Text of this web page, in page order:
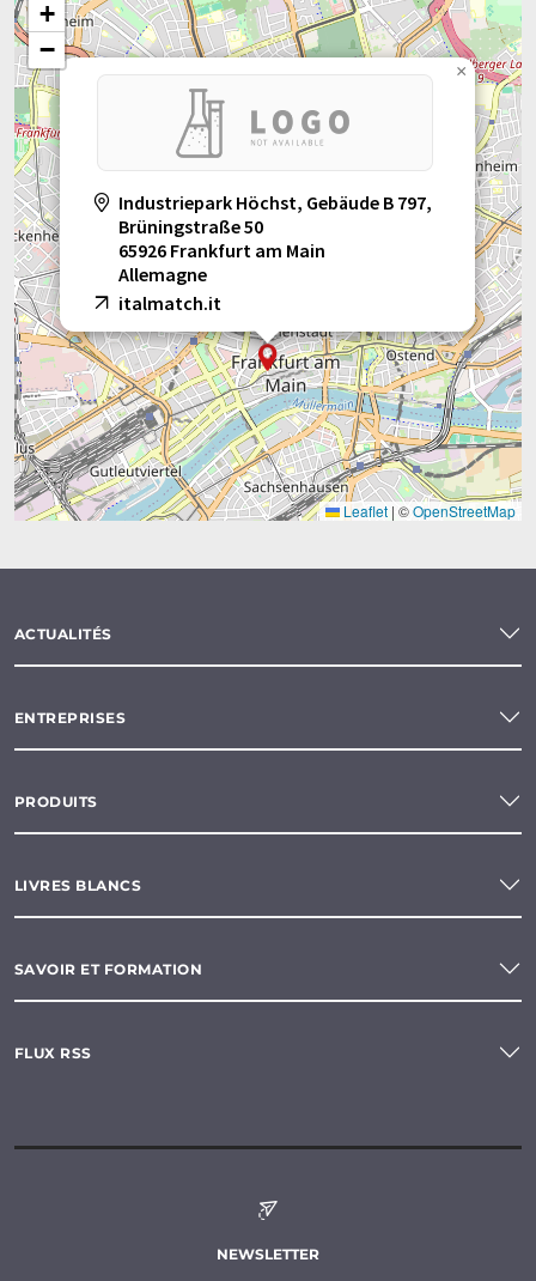
Industriepark Höchst, Gebäude B 797,
Brüningstraße 50
65926 Frankfurt am Main
Allemagne
italmatch.it
×
+
−
Leaflet | ©OpenStreetMap
ACTUALITÉS
ENTREPRISES
PRODUITS
LIVRES BLANCS
SAVOIR ET FORMATION
FLUX RSS
NEWSLETTER